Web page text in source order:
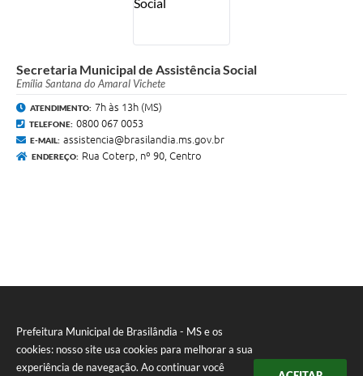
Prefeitura Municipal de Brasilândia - MS e os
cookies: nosso site usa cookies para melhorar a sua
experiência de navegação. Ao continuar você
Secretaria Municipal de Assistência Social
Emília Santana do Amaral Vichete
ATENDIMENTO: 7h às 13h (MS)
TELEFONE: 0800 067 0053
E-MAIL: assistencia@brasilandia.ms.gov.br
ENDEREÇO: Rua Coterp, nº 90, Centro